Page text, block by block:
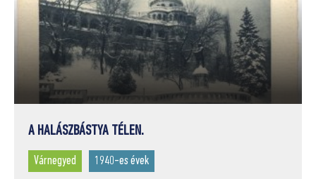
A HALÁSZBÁSTYA TÉLEN.
Várnegyed 1940-es évek